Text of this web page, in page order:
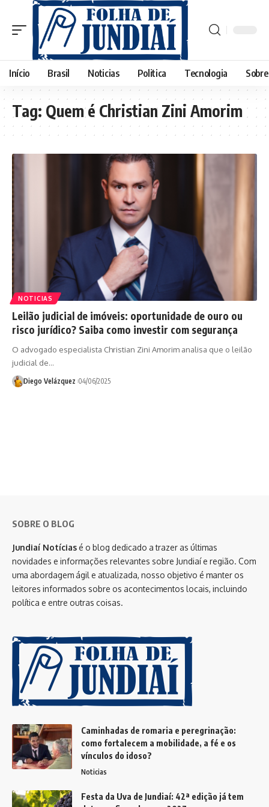
Início Brasil Noticias Politica Tecnologia
Tag: Quem é Christian Zini Amorim
NOTICIAS
Leilão judicial de imóveis: oportunidade de ouro ou
risco jurídico? Saiba como investir com segurança
O advogado especialista Christian Zini Amorim analisa que o leilão
judicial de…
Diego Velázquez 04/06/2025
SOBRE O BLOG
Jundiaí Notícias é o blog dedicado a trazer as últimas
novidades e informações relevantes sobre Jundiaí e região. Com
uma abordagem ágil e atualizada, nosso objetivo é manter os
leitores informados sobre os acontecimentos locais, incluindo
política e entre outras coisas.
Caminhadas de romaria e peregrinação:
como fortalecem a mobilidade, a fé e os
vínculos do idoso?
Noticias
Festa da Uva de Jundiaí: 42ª edição já tem